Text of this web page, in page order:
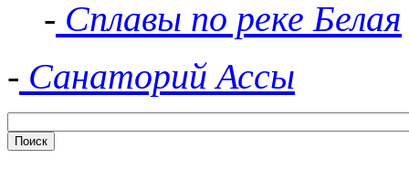
- Сплавы по реке Белая
- Санаторий Ассы